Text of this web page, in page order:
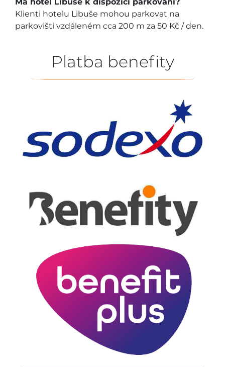
Klienti hotelu Libuše mohou parkovat na
parkovišti vzdáleném cca 200 m za 50 Kč / den.
Platba benefity